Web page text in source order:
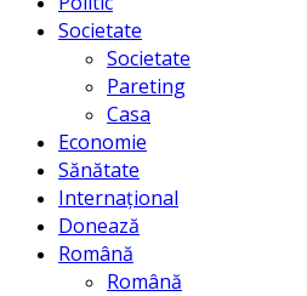
Societate
Societate
Pareting
Casa
Economie
Sănătate
Internațional
Donează
Română
Română